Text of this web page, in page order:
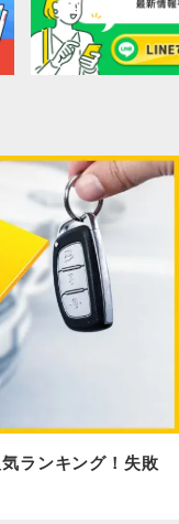
ランキング！失敗